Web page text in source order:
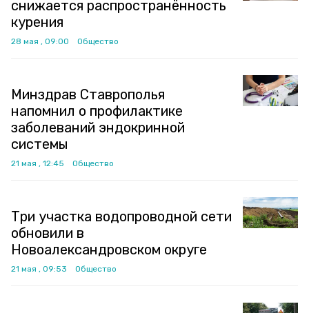
снижается распространённость
курения
28 мая , 09:00 Общество
Минздрав Ставрополья
напомнил о профилактике
заболеваний эндокринной
системы
21 мая , 12:45 Общество
Три участка водопроводной сети
обновили в
Новоалександровском округе
21 мая , 09:53 Общество